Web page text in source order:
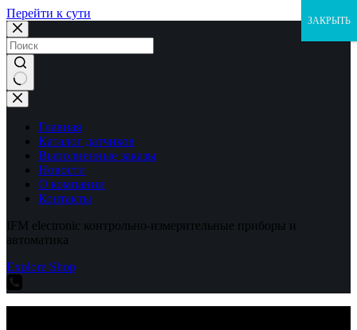
Перейти к сути
Ничего
не
найденоГлавная
Каталог датчиков
Выполненные заказы
Новости
О компании
Контакты
IFM electronic контрольно-измерительные приборы и
автоматика
Explore Shop
ЗАКРЫТЬ